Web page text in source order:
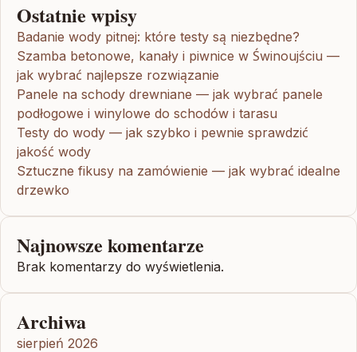
Ostatnie wpisy
Badanie wody pitnej: które testy są niezbędne?
Szamba betonowe, kanały i piwnice w Świnoujściu —
jak wybrać najlepsze rozwiązanie
Panele na schody drewniane — jak wybrać panele
podłogowe i winylowe do schodów i tarasu
Testy do wody — jak szybko i pewnie sprawdzić
jakość wody
Sztuczne fikusy na zamówienie — jak wybrać idealne
drzewko
Najnowsze komentarze
Brak komentarzy do wyświetlenia.
Archiwa
sierpień 2026